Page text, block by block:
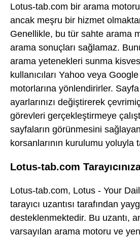
Lotus-tab.com bir arama
ancak meşru bir hizmet
Genellikle, bu tür sahte arama
arama sonuçları sağlamaz.
arama yetenekleri sunma
kullanıcıları Yahoo veya
motorlarına yönlendirirler.
ayarlarınızı değiştirerek
görevleri gerçekleştirmeye
sayfaların görünmesini sağlayan
korsanlarının kurulumu yoluyla
Lotus-tab.com
Lotus-tab.com, Lotus - Your
tarayıcı uzantısı tarafından
desteklenmektedir. Bu uzantı,
varsayılan arama motoru ve